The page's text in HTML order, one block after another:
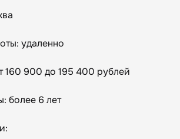
удаленно
160 900 до 195 400 рублей
более 6 лет